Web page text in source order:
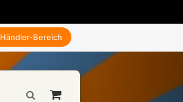
Händler-Bereich